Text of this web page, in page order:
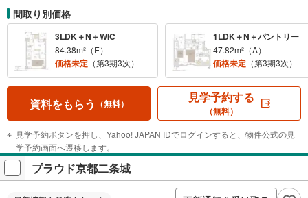
間取り別価格
3LDK＋N＋WIC
84.38m²（E）
価格未定 （第3期3次）
1LDK＋N＋パントリー
47.82m²（A）
価格未定 （第3期3次）
資料をもらう （無料） 見学予約する
（無料）
見学予約ボタンを押し、Yahoo! JAPAN IDでログインすると、物件公式の見
学予約画面へ遷移します。
プラウド京都二条城